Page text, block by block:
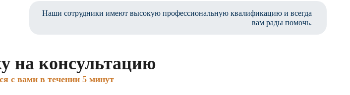
Наши сотрудники имеют высокую профессиональную квалификацию и всегда
вам рады помочь.
на консультацию
с вами в течении 5 минут